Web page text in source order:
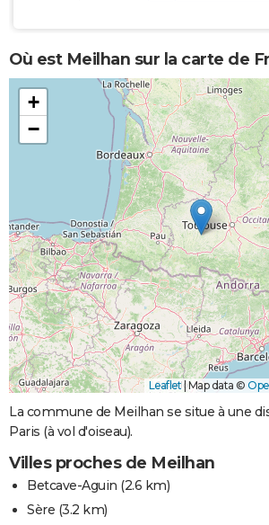
Où est Meilhan sur la carte de
+
−
Leaflet|Map data ©
La commune de Meilhan se situe à une
Paris (à vol d'oiseau).
Villes proches de Meilhan
Betcave-Aguin (2.6 km)
Sère (3.2 km)